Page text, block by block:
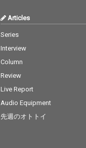
Articles
Series
Interview
Column
Review
Live Report
Audio Equipment
先週のオトトイ